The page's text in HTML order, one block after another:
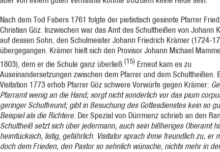
Nach dem Tod Fabers 1761 folgte der pieti­stisch gesinnte Pfarrer
Christian Göz. Inzwischen war das Amt des Schultheißen von Johann
auf dessen Sohn, den Schulmeister Johann Friedrich Krämer (1724-
übergegangen. Krämer hielt sich den Provisor Johann Michael
1803), dem er die Schule ganz überließ.(15) Erneut kam es zu
Auseinandersetzungen zwi­schen dem Pfarrer und dem Schultheißen.
Visi­tation 1773 erhob Pfarrer Göz schwere Vorwürfe gegen Krämer:
Pfarr­amt wenig an die Hand; sorgt nicht sonderlich vor das pium
geringer Schulfreund; gibt in Be­suchung des Gottesdienstes kein so
Beispiel als die Richtere. Der Spezial von Dürrmenz schrieb an den
Schultheiß setzt sich über jedermann, auch sein bißheriges Oberamt
heimtückisch, listig, gefähr­lich. Visitator sprach ihme freundlich zu, er
doch dem Frieden, den Pastor so sehnlich wünsche, nichts mehr in